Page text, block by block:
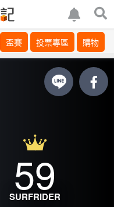
盃賽 投票專區 購物
59
SURFRIDER